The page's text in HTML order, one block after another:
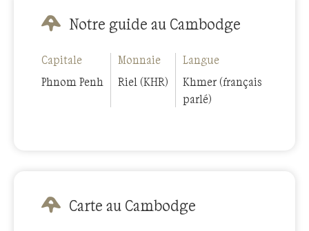
Notre guide au Cambodge
Capitale
Phnom Penh
Monnaie
Riel (KHR)
Langue
Khmer (français
parlé)
Carte au Cambodge